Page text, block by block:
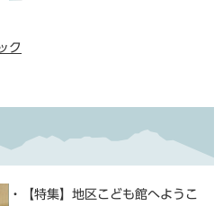
ク
・【特集】地区こども館へようこ